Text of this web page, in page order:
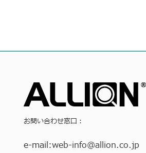
お問い合わせ窓口：
e-mail:web-info@allion.co.jp